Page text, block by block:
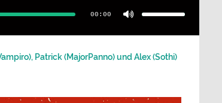
00:00
um
zu
Patrick (MajorPanno) und Alex (Sothi)